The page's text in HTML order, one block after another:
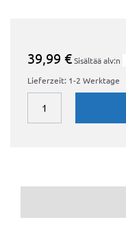
39,99 €Sisältää alv:n
Lieferzeit: 1-2 Werktage